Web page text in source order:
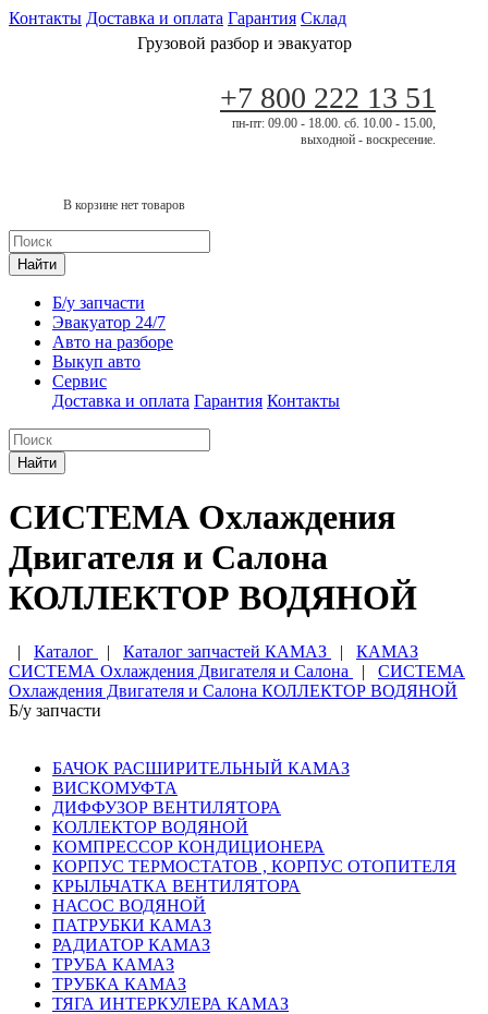
Контакты Доставка и оплата Гарантия Склад
Грузовой разбор и эвакуатор
+7 800 222 13 51
пн-пт: 09.00 - 18.00. сб. 10.00 - 15.00,
выходной - воскресение.
В корзине нет товаров
Найти
Б/у запчасти
Эвакуатор 24/7
Авто на разборе
Выкуп авто
Сервис
Доставка и оплата Гарантия Контакты
Найти
СИСТЕМА Охлаждения
Двигателя и Салона
КОЛЛЕКТОР ВОДЯНОЙ
| Каталог | Каталог запчастей КАМАЗ | КАМАЗ
СИСТЕМА Охлаждения Двигателя и Салона
| СИСТЕМА
Охлаждения Двигателя и Салона КОЛЛЕКТОР ВОДЯНОЙ
Б/у запчасти
БАЧОК РАСШИРИТЕЛЬНЫЙ КАМАЗ
ВИСКОМУФТА
ДИФФУЗОР ВЕНТИЛЯТОРА
КОЛЛЕКТОР ВОДЯНОЙ
КОМПРЕССОР КОНДИЦИОНЕРА
КОРПУС ТЕРМОСТАТОВ , КОРПУС ОТОПИТЕЛЯ
КРЫЛЬЧАТКА ВЕНТИЛЯТОРА
НАСОС ВОДЯНОЙ
ПАТРУБКИ КАМАЗ
РАДИАТОР КАМАЗ
ТРУБА КАМАЗ
ТРУБКА КАМАЗ
ТЯГА ИНТЕРКУЛЕРА КАМАЗ